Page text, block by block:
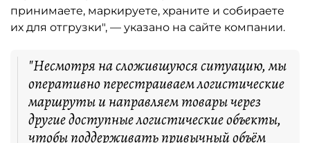
принимаете, маркируете, храните и собираете
их для отгрузки", — указано на сайте компании.
"Несмотря на сложившуюся ситуацию, мы
оперативно перестраиваем логистические
маршруты и направляем товары через
другие доступные логистические объекты,
чтобы поддерживать привычный объём